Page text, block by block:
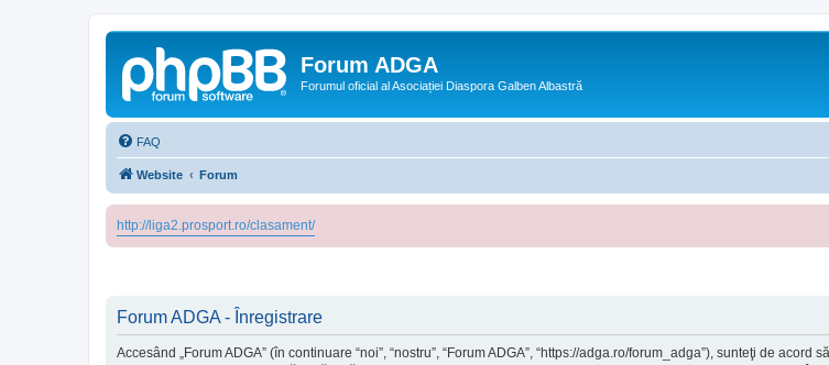
Forum ADGA
Forumul oficial al Asociației Diaspora Galben Albastră
FAQ
Website Forum
http://liga2.prosport.ro/clasament/
Forum ADGA - Înregistrare
Accesând „Forum ADGA” (în continuare “noi”, “nostru”, “Forum ADGA”, “https://adga.ro/forum_adga”), sunteţi de